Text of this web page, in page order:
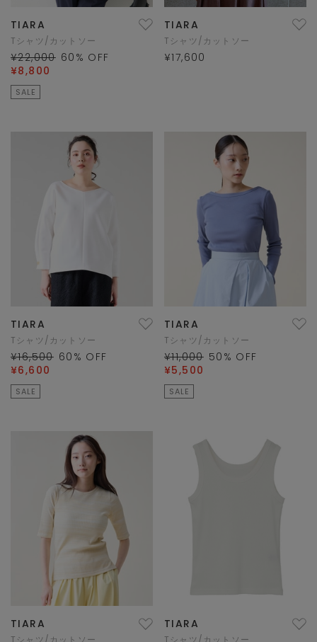
TIARA
Tシャツ/カットソー
¥22,000 60 % OFF
¥8,800
SALE
TIARA
Tシャツ/カットソー
¥17,600
TIARA
Tシャツ/カットソー
¥16,500 60 % OFF
¥6,600
SALE
TIARA
Tシャツ/カットソー
¥11,000 50 % OFF
¥5,500
SALE
TIARA TIARA